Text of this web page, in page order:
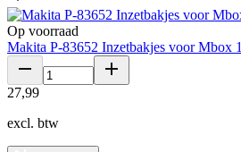
Op voorraad
Makita P-83652 Inzetbakjes voor Mbox 1
27,99
excl. btw